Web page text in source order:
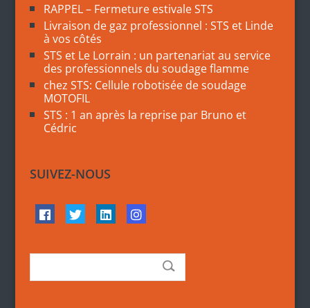
RAPPEL – Fermeture estivale STS
Livraison de gaz professionnel : STS et Linde
à vos côtés
STS et Le Lorrain : un partenariat au service
des professionnels du soudage flamme
chez STS: Cellule robotisée de soudage
MOTOFIL
STS : 1 an après la reprise par Bruno et
Cédric
SUIVEZ-NOUS